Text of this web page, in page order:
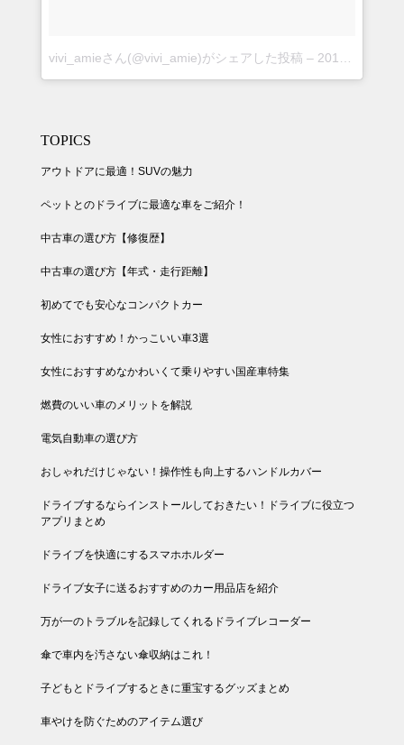
vivi_amieさん(@vivi_amie)がシェアした投稿 – 2018年 8月月30日午後5時24分PDT
TOPICS
アウトドアに最適！SUVの魅力
ペットとのドライブに最適な車をご紹介！
中古車の選び方【修復歴】
中古車の選び方【年式・走行距離】
初めてでも安心なコンパクトカー
女性におすすめ！かっこいい車3選
女性におすすめなかわいくて乗りやすい国産車特集
燃費のいい車のメリットを解説
電気自動車の選び方
おしゃれだけじゃない！操作性も向上するハンドルカバー
ドライブするならインストールしておきたい！ドライブに役立つ
アプリまとめ
ドライブを快適にするスマホホルダー
ドライブ女子に送るおすすめのカー用品店を紹介
万が一のトラブルを記録してくれるドライブレコーダー
傘で車内を汚さない傘収納はこれ！
子どもとドライブするときに重宝するグッズまとめ
車やけを防ぐためのアイテム選び